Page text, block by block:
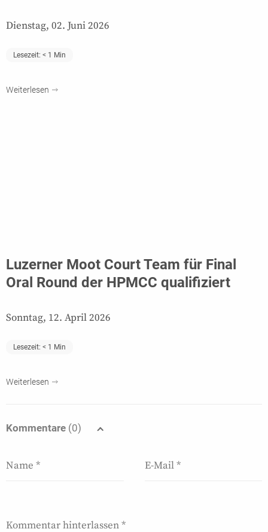
Dienstag, 02. Juni 2026
Lesezeit: < 1 Min
Weiterlesen
Luzerner Moot Court Team für Final
Oral Round der HPMCC qualifiziert
Sonntag, 12. April 2026
Lesezeit: < 1 Min
Weiterlesen
Kommentare (0)